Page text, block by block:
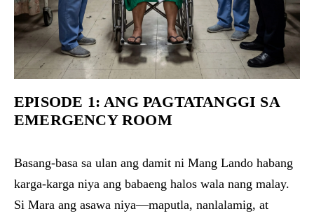
EPISODE 1: ANG PAGTATANGGI SA
EMERGENCY ROOM
Basang-basa sa ulan ang damit ni Mang Lando habang
karga-karga niya ang babaeng halos wala nang malay.
Si Mara ang asawa niya—maputla, nanlalamig, at